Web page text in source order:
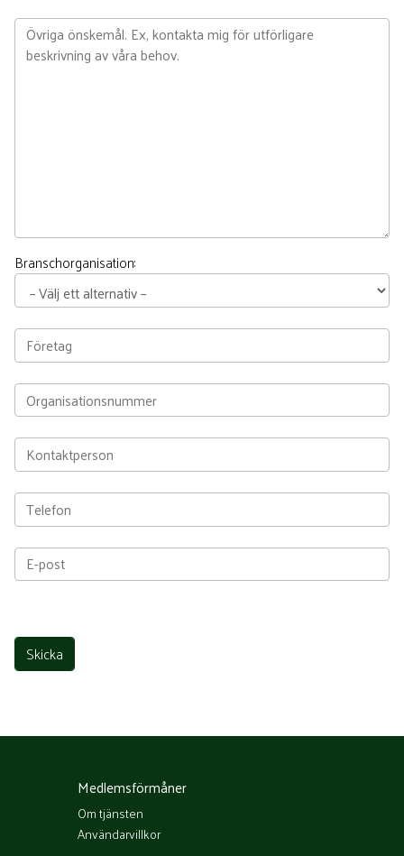
Branschorganisation:
Medlemsförmåner
Om tjänsten
Användarvillkor